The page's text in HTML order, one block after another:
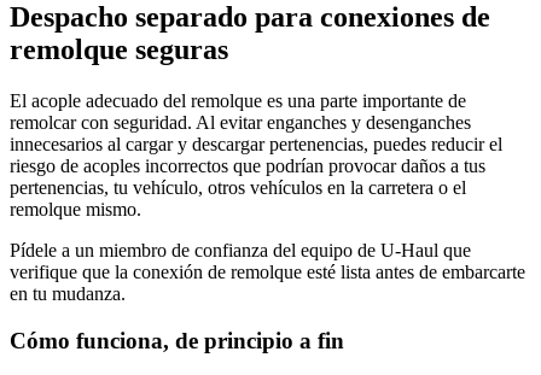
Despacho separado para conexiones de
remolque seguras
El acople adecuado del remolque es una parte importante de
remolcar con seguridad. Al evitar enganches y desenganches
innecesarios al cargar y descargar pertenencias, puedes reducir el
riesgo de acoples incorrectos que podrían provocar daños a tus
pertenencias, tu vehículo, otros vehículos en la carretera o el
remolque mismo.
Pídele a un miembro de confianza del equipo de U-Haul que
verifique que la conexión de remolque esté lista antes de embarcarte
en tu mudanza.
Cómo funciona, de principio a fin